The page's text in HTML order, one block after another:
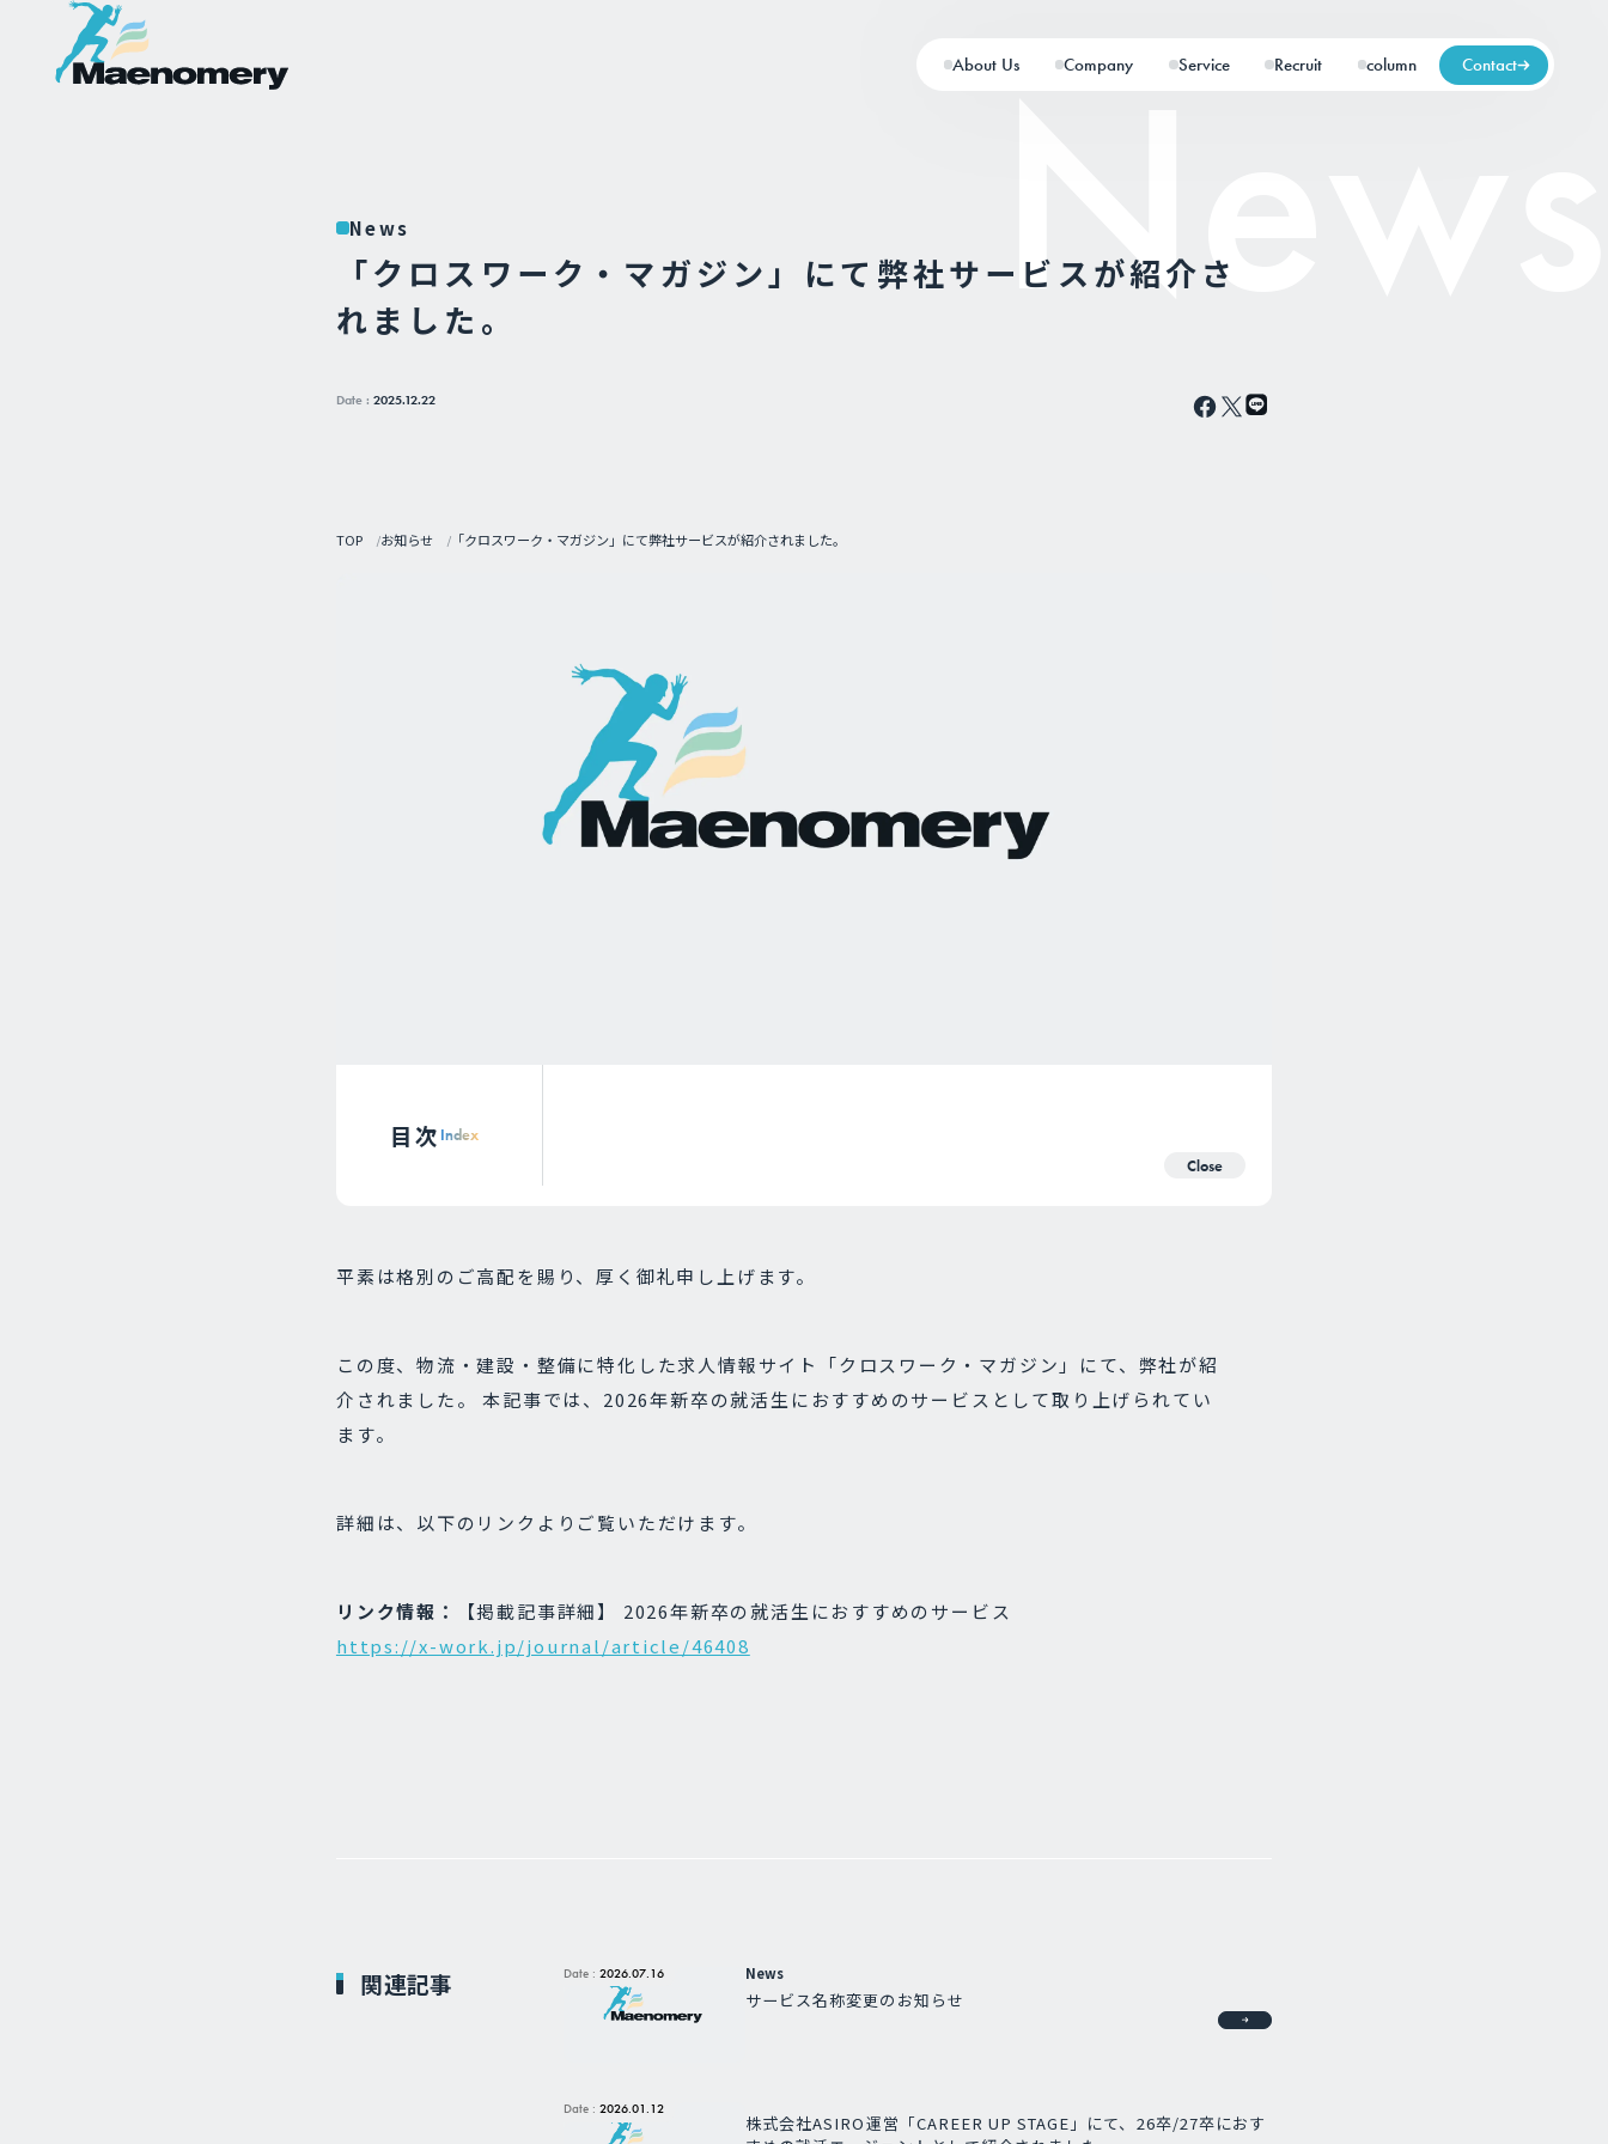
About Us Company Service Recruit column Contact
News
「クロスワーク・マガジン」にて弊社サービスが紹介さ
れました。
Date : 2025.12.22
TOP お知らせ 「クロスワーク・マガジン」にて弊社サービスが紹介されました。
目次 Index
Close
平素は格別のご高配を賜り、厚く御礼申し上げます。
この度、物流・建設・整備に特化した求人情報サイト「クロスワーク・マガジン」にて、弊社が紹
介されました。 本記事では、2026年新卒の就活生におすすめのサービスとして取り上げられてい
ます。
詳細は、以下のリンクよりご覧いただけます。
リンク情報：
【掲載記事詳細】 2026年新卒の就活生におすすめのサービス
https://x-work.jp/journal/article/46408
関連記事 Date : 2026.07.16 News
サービス名称変更のお知らせ
Date : 2026.01.12
株式会社ASIRO運営「CAREER UP STAGE」にて、26卒/27卒におす